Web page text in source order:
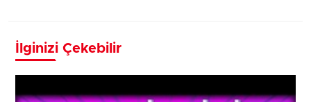
İlginizi Çekebilir